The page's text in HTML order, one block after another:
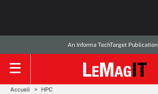
An Informa TechTarget Publication
Accueil HPC